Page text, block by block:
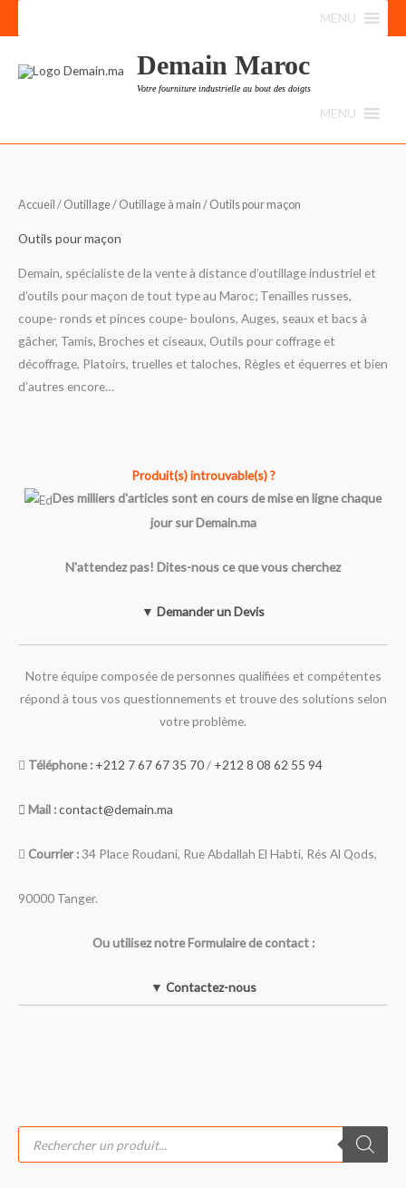
au
MENU
Demain Maroc
Votre fourniture industrielle au bout des doigts
MENU
R
h
Accueil / Outillage/ Outillage à main / Outils pour maçon
Outils pour maçon
Demain, spécialiste de la vente à distance d’outillage industriel et
d’outils pour maçon de tout type au Maroc; Tenailles russes,
coupe- ronds et pinces coupe- boulons, Auges, seaux et bacs à
gâcher, Tamis, Broches et ciseaux, Outils pour coffrage et
décoffrage, Platoirs, truelles et taloches, Règles et équerres et bien
d’autres encore…
Produit(s) introuvable(s) ?
Des milliers d'articles sont en cours de mise en ligne chaque
jour sur Demain.ma
N'attendez pas! Dites-nous ce que vous cherchez
▼ Demander un Devis
Notre équipe composée de personnes qualifiées et compétentes
répond à tous vos questionnements et trouve des solutions selon
votre problème.
Téléphone : +212 7 67 67 35 70/ +212 8 08 62 55 94
Mail :contact@demain.ma
Courrier :34 Place Roudani, Rue Abdallah El Habti, Rés Al Qods,
90000 Tanger.
Ou utilisez notre Formulaire de contact :
▼ Contactez-nous